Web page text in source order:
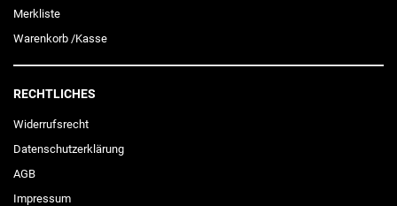
Merkliste
Warenkorb /Kasse
RECHTLICHES
Widerrufs­recht
Daten­schutz­erklärung
AGB
Impressum